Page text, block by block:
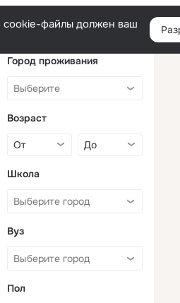
cookie-файлы должен ваш
Город проживания
Возраст
Школа
Вуз
Пол